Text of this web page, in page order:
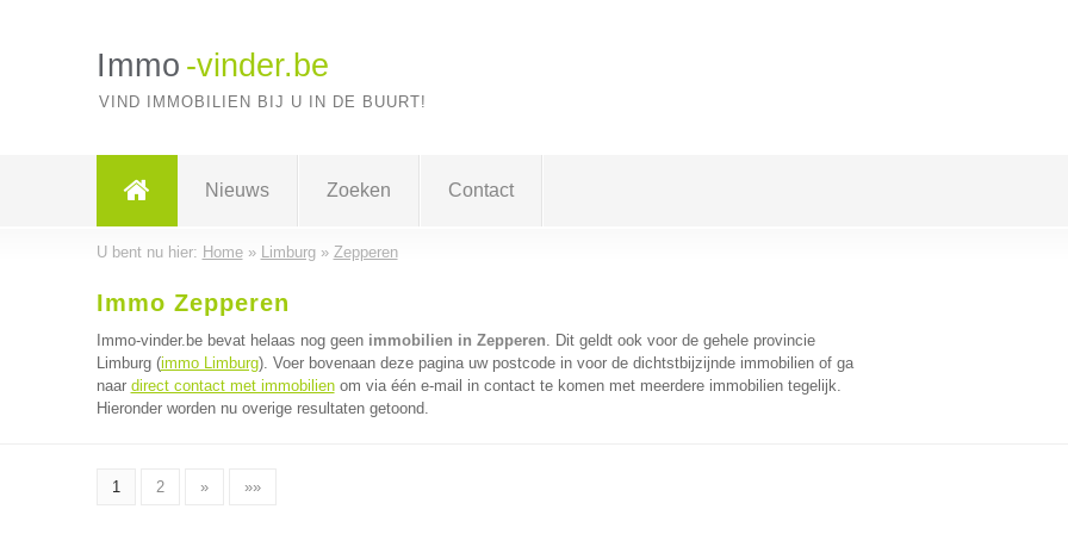
Immo -vinder.be
VIND IMMOBILIEN BIJ U IN DE BUURT!
Nieuws Zoeken Contact
U bent nu hier: Home» Limburg» Zepperen
Immo Zepperen
Immo-vinder.be bevat helaas nog geen immobilien in Zepperen. Dit geldt ook voor de gehele provincie
Limburg (immo Limburg). Voer bovenaan deze pagina uw postcode in voor de dichtstbijzijnde immobilien of ga
naar direct contact met immobilienom via één e-mail in contact te komen met meerdere immobilien tegelijk.
Hieronder worden nu overige resultaten getoond.
1 2 » »»